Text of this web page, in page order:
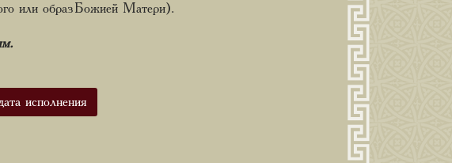
или образ Божией Матери).
исполнения